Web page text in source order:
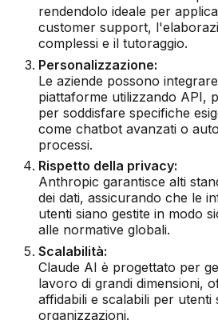
rendendolo ideale per
customer support,
complessi e il tutoraggio.
Personalizzazione:
Le aziende possono
piattaforme utilizzando API,
per soddisfare specifiche
come chatbot avanzati o
processi.
Rispetto della privacy:
Anthropic garantisce alti
dei dati, assicurando che le
utenti siano gestite in modo
alle normative globali.
Scalabilità:
Claude AI è progettato per
lavoro di grandi dimensioni,
affidabili e scalabili per utenti
organizzazioni.